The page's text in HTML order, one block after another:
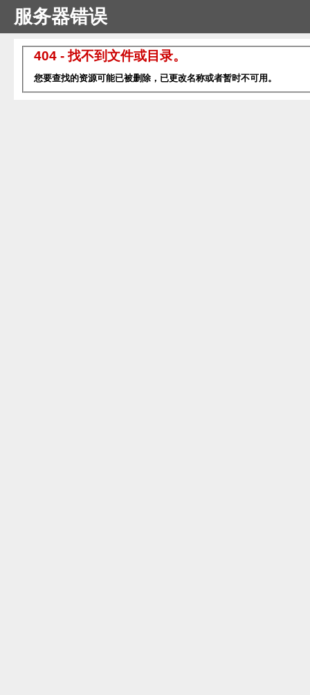
服务器错误
404 - 找不到文件或目录。
您要查找的资源可能已被删除，已更改名称或者暂时不可用。